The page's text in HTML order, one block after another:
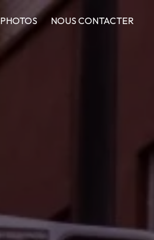
PHOTOS NOUS CONTACTER